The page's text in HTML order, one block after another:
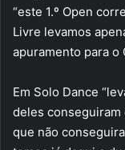
“este 1.º Open
Livre levamos
apuramento para o
Em Solo Dance
deles conseguiram
que não